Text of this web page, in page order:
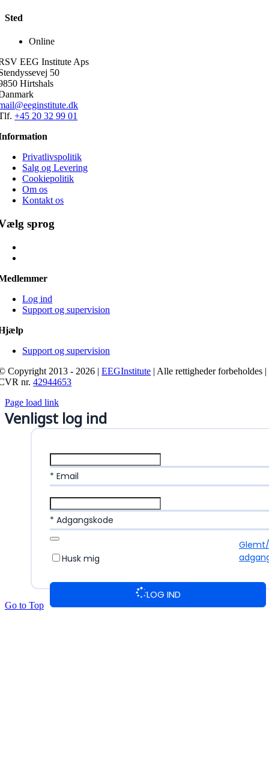
Sted
Online
EEG Institute Aps
50
Hirtshals
+45 20 32 99 01
Privatlivspolitik
Salg og Levering
Cookiepolitik
Om os
Kontakt os
sprog
Log ind
Support og supervision
Support og supervision
Copyright 2013 - 2026 |EEGInstitute | Alle rettigheder forbeholdes |
nr.42944653
Page load link
Venligst log ind
* Email
* Adgangskode
Husk mig
LOG IND
Go to Top